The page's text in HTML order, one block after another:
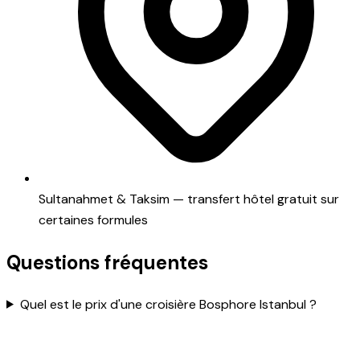
Sultanahmet & Taksim — transfert hôtel gratuit sur
certaines formules
Questions fréquentes
Quel est le prix d'une croisière Bosphore Istanbul ?